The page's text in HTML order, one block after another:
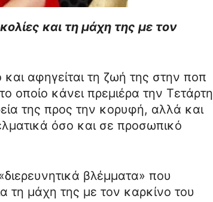
και τη μάχη της με τον
αφηγείται τη ζωή της στην ποπ
οποίο κάνει πρεμιέρα την Τετάρτη
της προς την κορυφή, αλλά και
όσο και σε προσωπικό
βλέμματα» που
τη μάχη της με τον καρκίνο του